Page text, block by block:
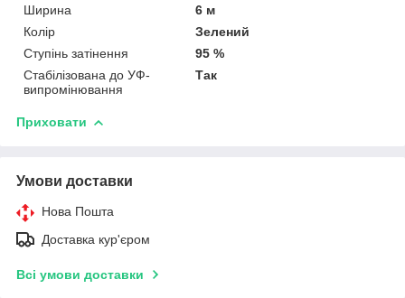
Ширина
6 м
Колір
Зелений
Ступінь затінення
95 %
Стабілізована до УФ-
випромінювання
Так
Приховати
Умови доставки
Нова Пошта
Доставка кур'єром
Всі умови доставки